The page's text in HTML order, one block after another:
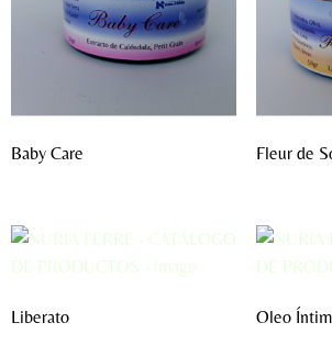
Baby Care Fleur de
Liberato Oleo Íntim